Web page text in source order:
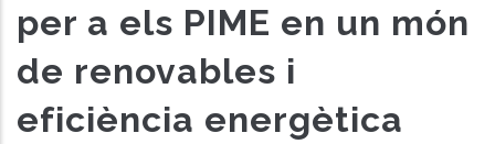
per a els PIME en un món
de renovables i
eficiència energètica